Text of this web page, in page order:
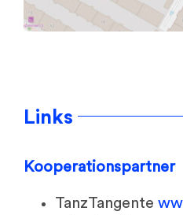
Links
Kooperationspartner
TanzTangente